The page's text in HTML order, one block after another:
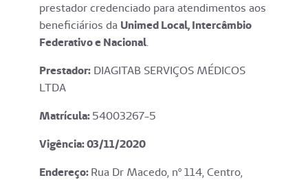
prestador credenciado para atendimentos aos
beneficiários da Unimed Local, Intercâmbio
Federativo e Nacional.
Prestador: DIAGITAB SERVIÇOS MÉDICOS
LTDA
Matrícula:54003267-5
Vigência: 03/11/2020
Endereço:Rua Dr Macedo, nº 114, Centro,